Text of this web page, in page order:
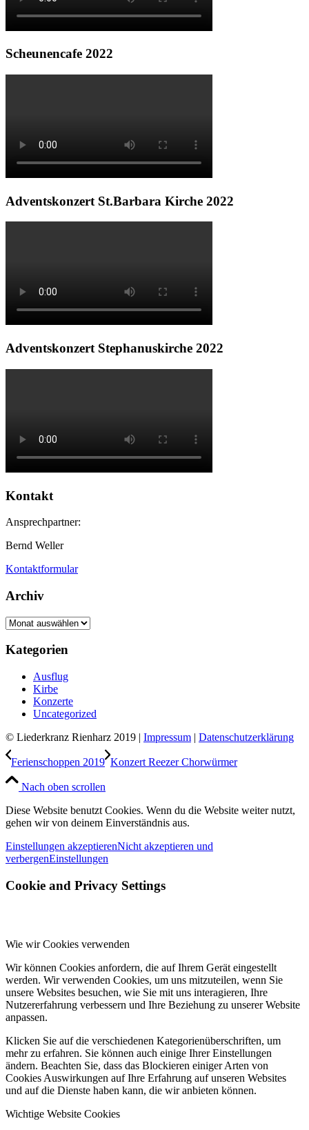
Scheunencafe 2022
Adventskonzert St.Barbara Kirche 2022
Adventskonzert Stephanuskirche 2022
Kontakt
Ansprechpartner:
Bernd Weller
Kontaktformular
Archiv
Archiv
Kategorien
Ausflug
Kirbe
Konzerte
Uncategorized
© Liederkranz Rienharz 2019 | Impressum | Datenschutzerklärung
Ferienschoppen 2019 Konzert Reezer Chorwürmer
Nach oben scrollen
Diese Website benutzt Cookies. Wenn du die Website weiter nutzt,
gehen wir von deinem Einverständnis aus.
Einstellungen akzeptierenNicht akzeptieren und
verbergenEinstellungen
Cookie and Privacy Settings
Wie wir Cookies verwenden
Wir können Cookies anfordern, die auf Ihrem Gerät eingestellt
werden. Wir verwenden Cookies, um uns mitzuteilen, wenn Sie
unsere Websites besuchen, wie Sie mit uns interagieren, Ihre
Nutzererfahrung verbessern und Ihre Beziehung zu unserer Website
anpassen.
Klicken Sie auf die verschiedenen Kategorienüberschriften, um
mehr zu erfahren. Sie können auch einige Ihrer Einstellungen
ändern. Beachten Sie, dass das Blockieren einiger Arten von
Cookies Auswirkungen auf Ihre Erfahrung auf unseren Websites
und auf die Dienste haben kann, die wir anbieten können.
Wichtige Website Cookies